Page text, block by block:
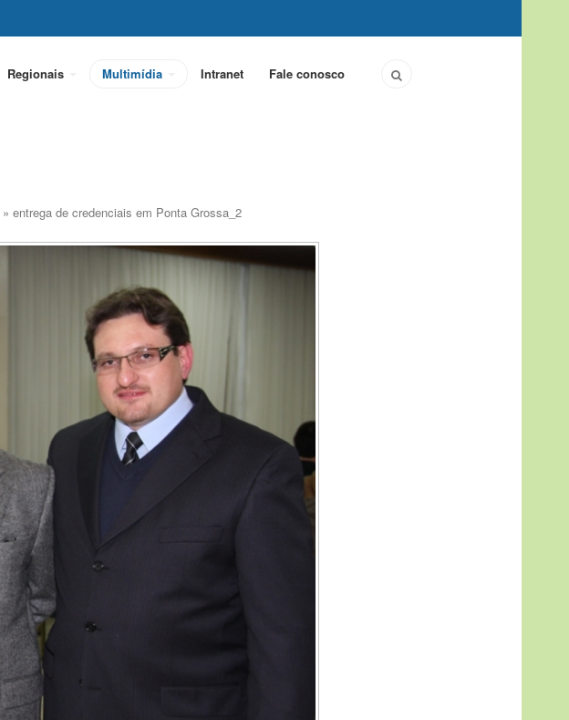
Regionais Multimídia Intranet Fale conosco
» entrega de credenciais em Ponta Grossa_2